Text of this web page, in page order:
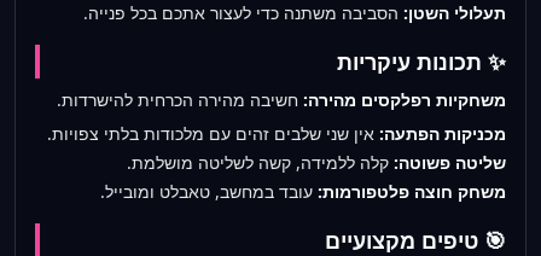
תעלולי השטן: הסביבה משתנה כדי לעצור אתכם בכל פנייה.
✨ תכונות עיקריות
משחקיות רפלקסים מהירה: חשיבה מהירה הכרחית להישרדות.
מכניקות הפתעה: אין שני שלבים זהים עם מלכודות בלתי צפויות.
שליטה פשוטה: קלה ללמידה, קשה לשליטה מושלמת.
משחק חוצה פלטפורמות: עובד במחשב, טאבלט ומובייל.
🎯 טיפים מקצועיים